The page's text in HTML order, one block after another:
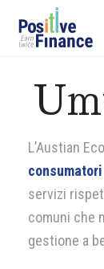
L’Austian
consumatori
servizi
comuni che
gestione a